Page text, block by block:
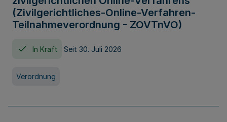
(Zivilgerichtliches-Online-Verfahren-
Teilnahmeverordnung - ZOVTnVO)
In Kraft Seit 30. Juli 2026
Verordnung